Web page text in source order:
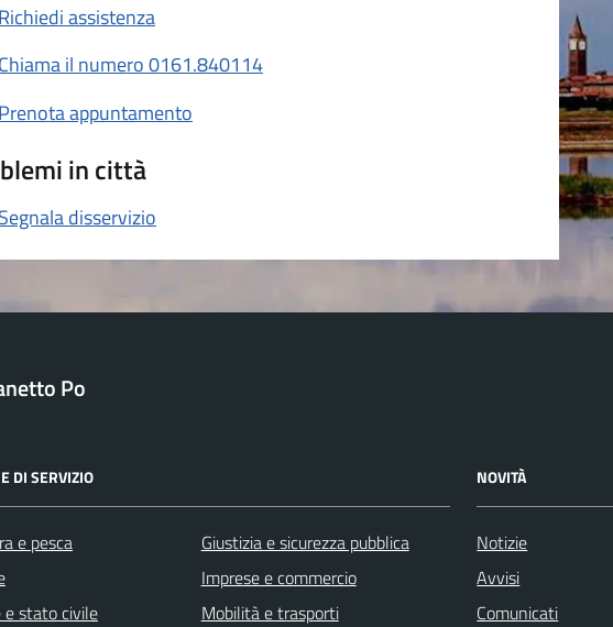
assistenza
il numero 0161.840114
appuntamento
in città
disservizio
Po
DI SERVIZIO
e pesca
e stato civile
Giustizia e sicurezza pubblica
Imprese e commercio
Mobilità e trasporti
NOVITÀ
Notizie
Avvisi
Comunicati